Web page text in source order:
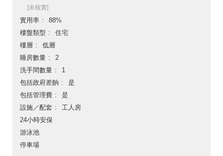
[未核實]
實用率
88%
樓盤類型
住宅
樓層
低層
睡房數量
2
洗手間數量
1
包括政府差餉
是
包括管理費
是
設施／配套
工人房
24小時安保
游泳池
停車場